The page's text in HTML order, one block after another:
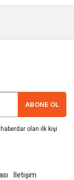
ABONE OL
olan ilk kişi
İletişim